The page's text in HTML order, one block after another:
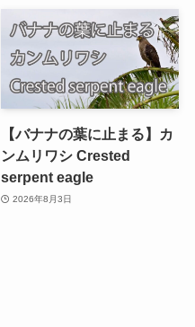
【バナナの葉に止まる】カ
ンムリワシ Crested
serpent eagle
2026年8月3日